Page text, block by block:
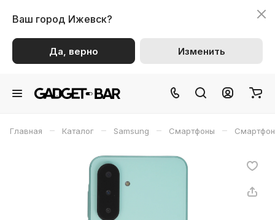
Ваш город Ижевск?
Да, верно Изменить
Главная – Каталог – Samsung – Смартфоны –